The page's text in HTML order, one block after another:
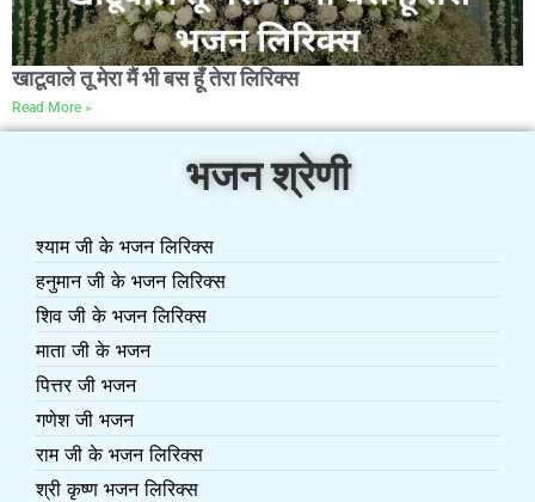
खाटूवाले तू मेरा मैं भी बस हूँ तेरा लिरिक्स
Read More »
भजन श्रेणी
श्याम जी के भजन लिरिक्स
हनुमान जी के भजन लिरिक्स
शिव जी के भजन लिरिक्स
माता जी के भजन
पित्तर जी भजन
गणेश जी भजन
राम जी के भजन लिरिक्स
श्री कृष्ण भजन लिरिक्स